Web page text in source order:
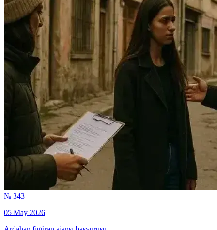
№ 343
05 May 2026